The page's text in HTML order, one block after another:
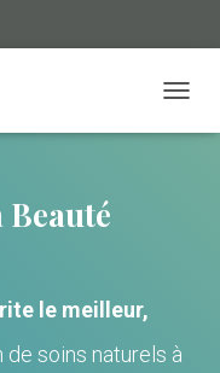
le meilleur,
soins naturels à